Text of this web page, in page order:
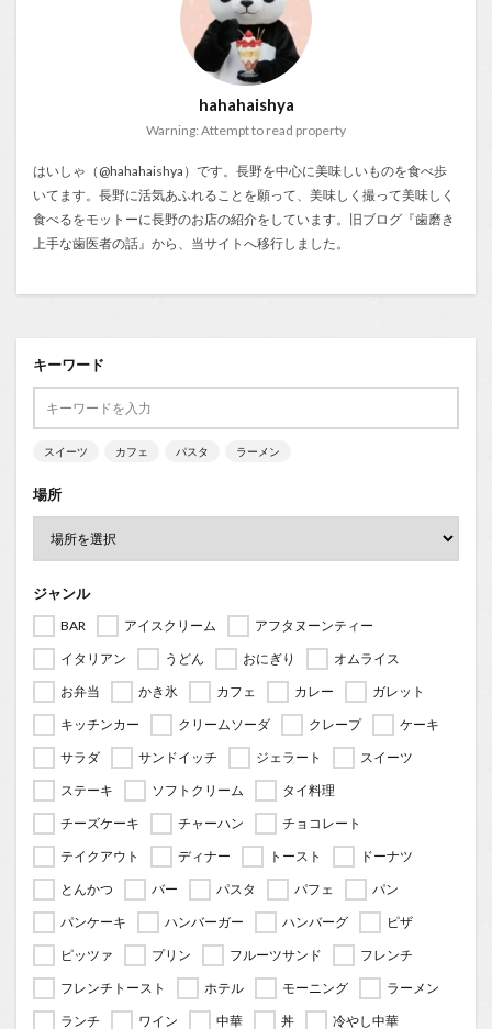
hahahaishya
Warning: Attempt to read property
はいしゃ（@hahahaishya）です。長野を中心に美味しいものを食べ歩
いてます。長野に活気あふれることを願って、美味しく撮って美味しく
食べるをモットーに長野のお店の紹介をしています。旧ブログ『歯磨き
上手な歯医者の話 』から、当サイトへ移行しました。
キーワード
スイーツ カフェ パスタ ラーメン
場所
ジャンル
BAR アイスクリーム
アフタヌーンティー
イタリアン
うどん おにぎり
オムライス
お弁当
かき氷 カフェ カレー
ガレット
キッチンカー
クリームソーダ クレープ
ケーキ
サラダ
サンドイッチ ジェラート
スイーツ
ステーキ
ソフトクリーム
タイ料理
チーズケーキ
チャーハン
チョコレート
テイクアウト
ディナー トースト
ドーナツ
とんかつ
バー パスタ パフェ
パン
パンケーキ
ハンバーガー ハンバーグ
ピザ
ピッツァ
プリン フルーツサンド
フレンチ
フレンチトースト
ホテル モーニング
ラーメン
ランチ
ワイン 中華 丼
冷やし中華